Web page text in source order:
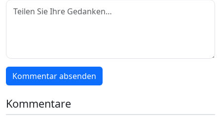
Kommentar absenden
Kommentare